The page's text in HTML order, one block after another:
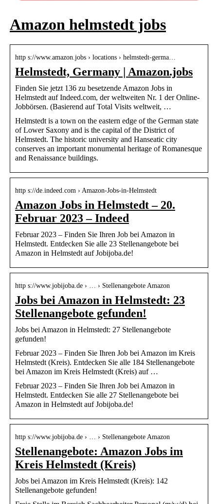
Amazon helmstedt jobs
http s://www.amazon.jobs › locations › helmstedt-germa…
Helmstedt, Germany | Amazon.jobs
Finden Sie jetzt 136 zu besetzende Amazon Jobs in
Helmstedt auf Indeed.com, der weltweiten Nr. 1 der Online-
Jobbörsen. (Basierend auf Total Visits weltweit, …
Helmstedt is a town on the eastern edge of the German state
of Lower Saxony and is the capital of the District of
Helmstedt. The historic university and Hanseatic city
conserves an important monumental heritage of Romanesque
and Renaissance buildings.
http s://de.indeed.com › Amazon-Jobs-in-Helmstedt
Amazon Jobs in Helmstedt – 20.
Februar 2023 – Indeed
Februar 2023 – Finden Sie Ihren Job bei Amazon in
Helmstedt. Entdecken Sie alle 23 Stellenangebote bei
Amazon in Helmstedt auf Jobijoba.de!
http s://www.jobijoba.de › … › Stellenangebote Amazon
Jobs bei Amazon in Helmstedt: 23
Stellenangebote gefunden!
Jobs bei Amazon in Helmstedt: 27 Stellenangebote
gefunden!
Februar 2023 – Finden Sie Ihren Job bei Amazon im Kreis
Helmstedt (Kreis). Entdecken Sie alle 184 Stellenangebote
bei Amazon im Kreis Helmstedt (Kreis) auf …
Februar 2023 – Finden Sie Ihren Job bei Amazon in
Helmstedt. Entdecken Sie alle 27 Stellenangebote bei
Amazon in Helmstedt auf Jobijoba.de!
http s://www.jobijoba.de › … › Stellenangebote Amazon
Stellenangebote: Amazon Jobs im
Kreis Helmstedt (Kreis)
Jobs bei Amazon im Kreis Helmstedt (Kreis): 142
Stellenangebote gefunden!